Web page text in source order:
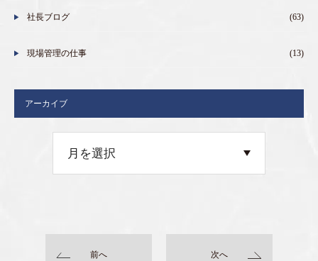
社長ブログ (63)
現場管理の仕事 (13)
アーカイブ
前へ 次へ